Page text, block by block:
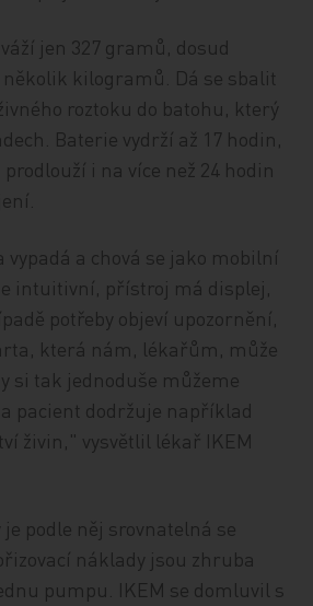
jen 327 gramů, dosud
několik kilogramů. Dá se sbalit
roztoku do batohu, který
Baterie vydrží až 17 hodin,
i na více než 24 hodin
a chová se jako mobilní
intuitivní, přístroj má displej,
potřeby objeví upozornění,
která nám, lékařům, může
si tak jednoduše můžeme
pacient dodržuje například
živin," vysvětlil lékař IKEM
podle něj srovnatelná se
náklady jsou zhruba
pumpu. IKEM se domluvil s